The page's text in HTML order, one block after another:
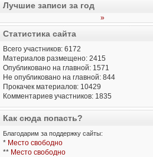
Лучшие записи за год
»
Статистика сайта
Всего участников: 6172
Материалов размещено: 2415
Опубликовано на главной: 1571
Не опубликовано на главной: 844
Прокачек материалов: 10429
Комментариев участников: 1835
Как сюда попасть?
Благодарим за поддержку сайты:
* Место свободно
** Место свободно